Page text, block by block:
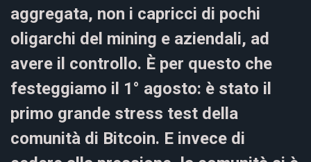
aggregata, non i capricci di pochi
oligarchi del mining e aziendali, ad
avere il controllo. È per questo che
festeggiamo il 1° agosto: è stato il
primo grande stress test della
comunità di Bitcoin. E invece di